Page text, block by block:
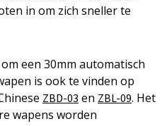
in om zich sneller te
een 30mm automatisch
is ook te vinden op
ZBD-03 en ZBL-09. Het
wapens worden